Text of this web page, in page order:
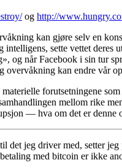
og http://
kan gjøre selv en
intelligens, sette vettet
og når Facebook i sin tur
kan endre vår
forutsetningene
mellom rike
— hva om det er
jeg driver med, setter
med bitcoin er ikke